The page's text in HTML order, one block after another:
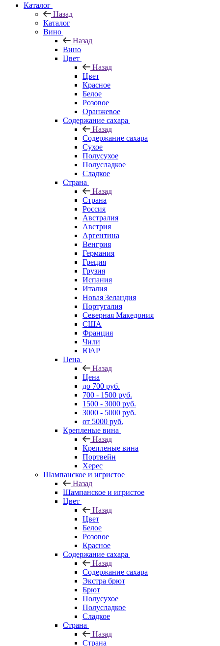
Каталог
Назад
Каталог
Вино
Назад
Вино
Цвет
Назад
Цвет
Красное
Белое
Розовое
Оранжевое
Содержание сахара
Назад
Содержание сахара
Сухое
Полусухое
Полусладкое
Сладкое
Страна
Назад
Страна
Россия
Австралия
Австрия
Аргентина
Венгрия
Германия
Греция
Грузия
Испания
Италия
Новая Зеландия
Португалия
Северная Македония
США
Франция
Чили
ЮАР
Цена
Назад
Цена
до 700 руб.
700 - 1500 руб.
1500 - 3000 руб.
3000 - 5000 руб.
от 5000 руб.
Крепленые вина
Назад
Крепленые вина
Портвейн
Херес
Шампанское и игристое
Назад
Шампанское и игристое
Цвет
Назад
Цвет
Белое
Розовое
Красное
Содержание сахара
Назад
Содержание сахара
Экстра брют
Брют
Полусухое
Полусладкое
Сладкое
Страна
Назад
Страна